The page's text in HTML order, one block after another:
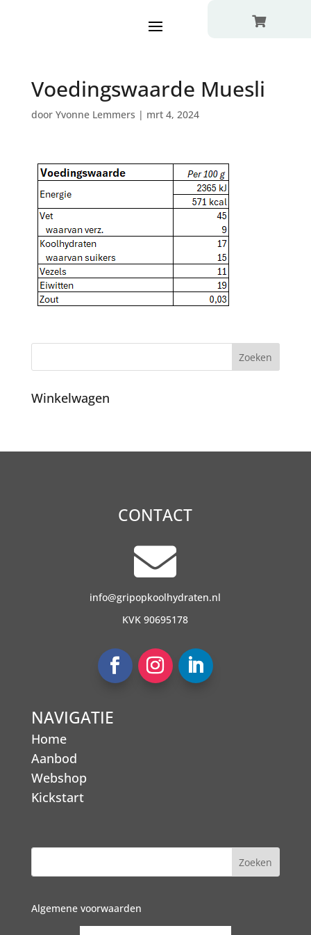

Voedingswaarde Muesli
door Yvonne Lemmers | mrt 4, 2024
Winkelwagen
CONTACT

info@gripopkoolhydraten.nl
KVK 90695178
NAVIGATIE
Home
Aanbod
Webshop
Kickstart
Algemene voorwaarden